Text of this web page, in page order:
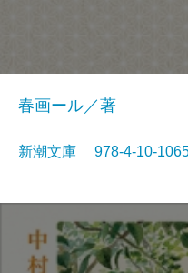
春画ール／著
新潮文庫 978-4-10-